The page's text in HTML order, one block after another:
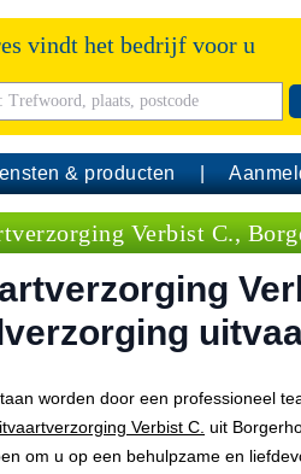
vindt het bedrijf voor u
& producten
Verbist C.,
worden door een professioneel
Verbist C. uit
om u op een behulpzame en